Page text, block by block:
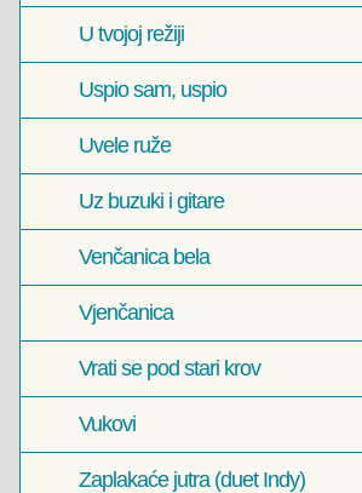
U tvojoj režiji
Uspio sam, uspio
Uvele ruže
Uz buzuki i gitare
Venčanica bela
Vjenčanica
Vrati se pod stari krov
Vukovi
Zaplakaće jutra (duet Indy)